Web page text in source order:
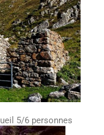
5/6 personnes